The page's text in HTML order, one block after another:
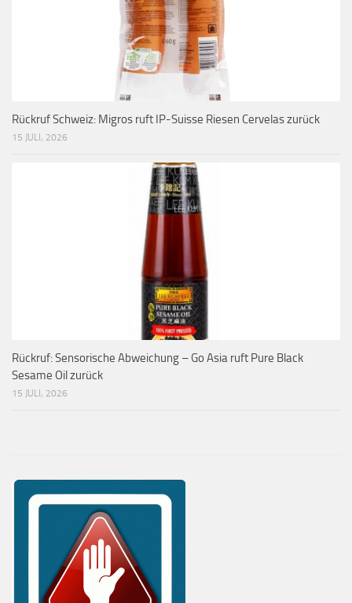
Rückruf Schweiz: Migros ruft IP-Suisse Riesen Cervelas zurück
15 JULI, 2026
Rückruf: Sensorische Abweichung – Go Asia ruft Pure Black
Sesame Oil zurück
15 JULI, 2026